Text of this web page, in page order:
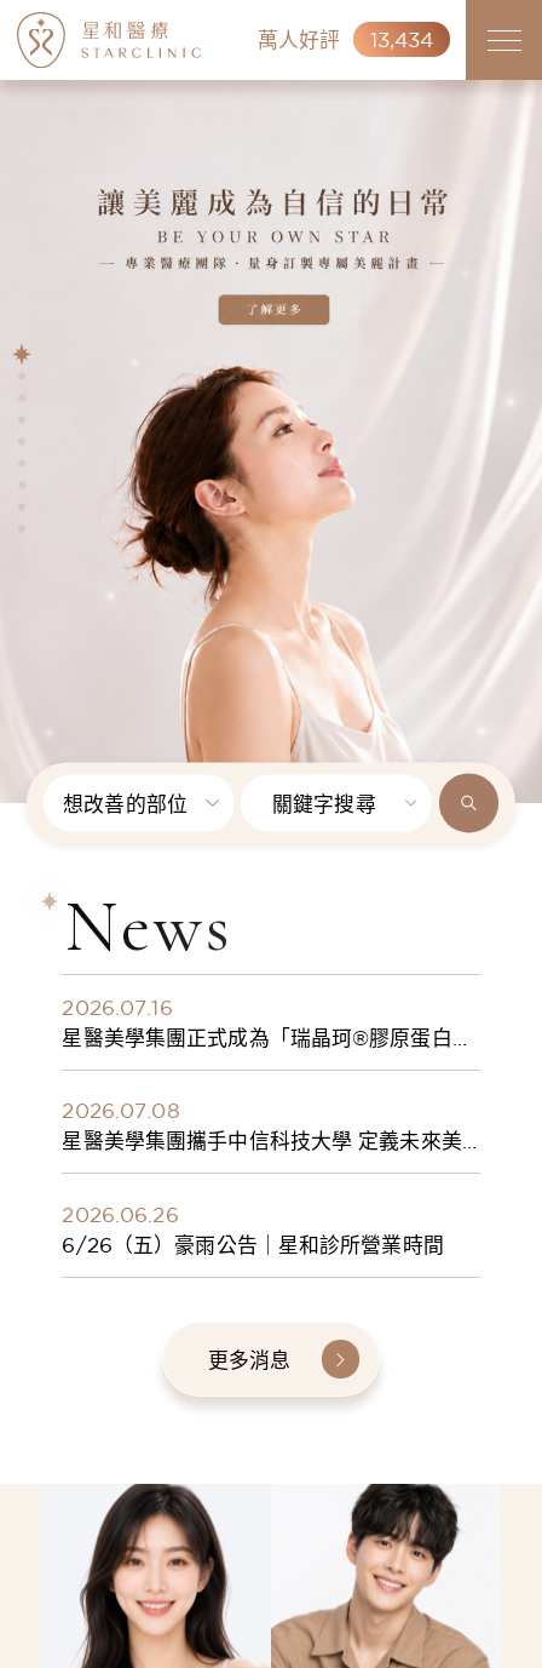
萬人好評 13,434
想改善的部位 關鍵字搜尋
News
2026.07.16
星醫美學集團正式成為「瑞晶珂®膠原蛋白植
入劑」台灣獨家總代理
2026.07.08
星醫美學集團攜手中信科技大學 定義未來美
學人才新標準 建構健康美學產學共育模式 串
2026.06.26
6/26（五）豪雨公告｜星和診所營業時間
更多消息